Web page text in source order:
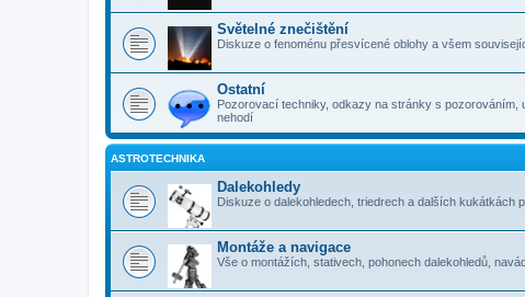
Světelné znečištění
Diskuze o fenoménu přesvícené oblohy a všem
Ostatní
Pozorovací techniky, odkazy na stránky s
nehodí
ASTROTECHNIKA
Dalekohledy
Diskuze o dalekohledech, triedrech a dalších kukátkách
Montáže a navigace
Vše o montážích, stativech, pohonech dalekohledů,